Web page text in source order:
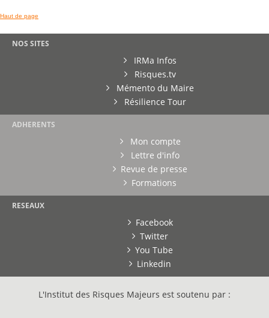
Haut de page
NOS SITES
IRMa Infos
Risques.tv
Mémento du Maire
Résilience Tour
ADHERENTS
Mon compte
Lettre d'info
Revue de presse
Formations
RESEAUX
Facebook
Twitter
You Tube
Linkedin
L'Institut des Risques Majeurs est soutenu par :